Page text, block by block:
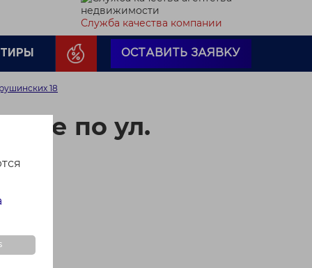
Служба качества компании
ОСТАВИТЬ ЗАЯВКУ
18
по ул.